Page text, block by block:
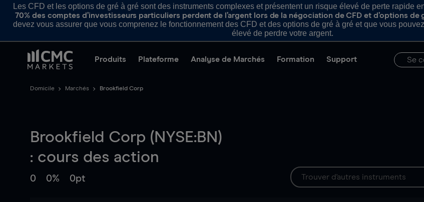
Les CFD et les options de gré à gré sont des instruments complexes et présentent un risque élevé de perte rapide
70% des comptes d’investisseurs particuliers perdent de l’argent lors de la négociation de CFD et d’options de
devez vous assurer que vous comprenez le fonctionnement des CFD et des options de gré à gré et que vous
élevé de perdre votre argent.
Produits Plateforme Analyse de Marchés Formation Support Se
Domicile Marchés Brookfield Corp
Brookfield Corp (NYSE:BN)
: cours des action
0 0% 0pt